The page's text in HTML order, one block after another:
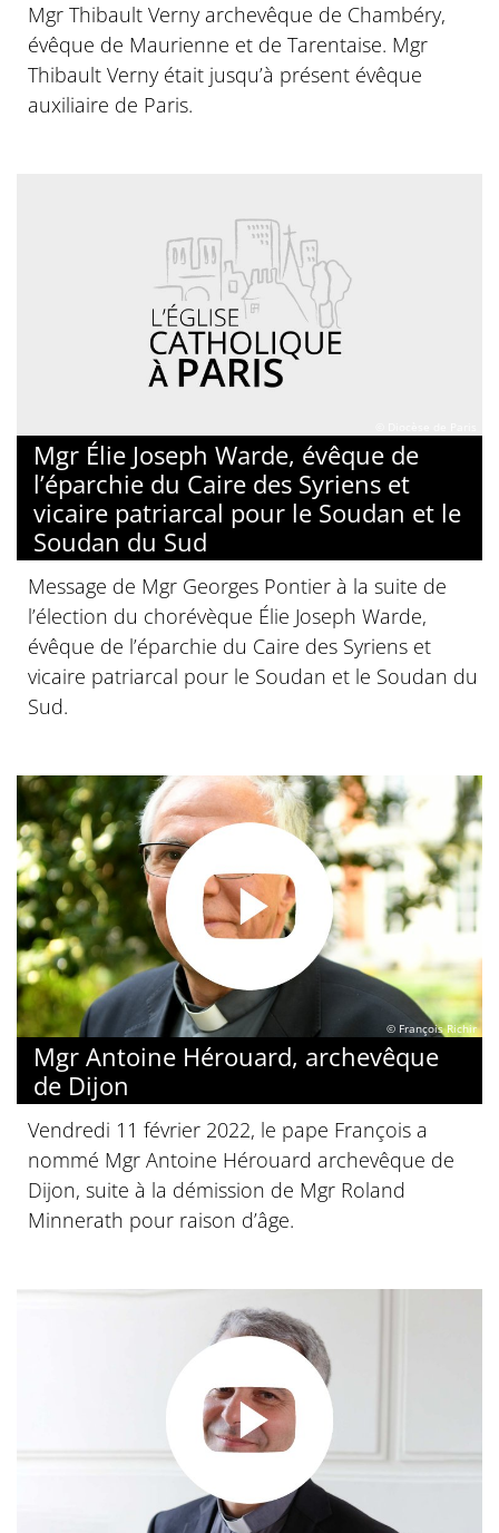
Mgr Thibault Verny archevêque de Chambéry,
évêque de Maurienne et de Tarentaise. Mgr
Thibault Verny était jusqu’à présent évêque
auxiliaire de Paris.
Mgr Élie Joseph Warde, évêque de
l’éparchie du Caire des Syriens et
vicaire patriarcal pour le Soudan et le
Soudan du Sud
Message de Mgr Georges Pontier à la suite de
l’élection du chorévèque Élie Joseph Warde,
évêque de l’éparchie du Caire des Syriens et
vicaire patriarcal pour le Soudan et le Soudan du
Sud.
© François Richir
Mgr Antoine Hérouard, archevêque
de Dijon
Vendredi 11 février 2022, le pape François a
nommé Mgr Antoine Hérouard archevêque de
Dijon, suite à la démission de Mgr Roland
Minnerath pour raison d’âge.